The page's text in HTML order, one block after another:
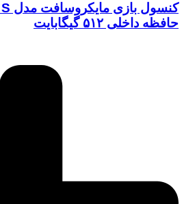
حافظه داخلی ۵۱۲ گیگابایت